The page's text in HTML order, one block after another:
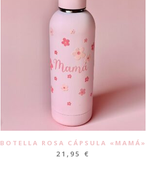
BOTELLA ROSA CÁPSULA «MAMÁ»
21,95 €